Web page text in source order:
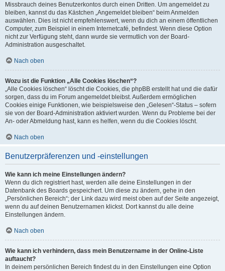
Missbrauch deines Benutzerkontos durch einen Dritten. Um angemeldet zu
bleiben, kannst du das Kästchen „Angemeldet bleiben“ beim Anmelden
auswählen. Dies ist nicht empfehlenswert, wenn du dich an einem öffentlichen
Computer, zum Beispiel in einem Internetcafé, befindest. Wenn diese Option
nicht zur Verfügung steht, dann wurde sie vermutlich von der Board-
Administration ausgeschaltet.
Nach oben
Wozu ist die Funktion „Alle Cookies löschen“?
„Alle Cookies löschen“ löscht die Cookies, die phpBB erstellt hat und die dafür
sorgen, dass du im Forum angemeldet bleibst. Außerdem ermöglichen
Cookies einige Funktionen, wie beispielsweise den „Gelesen“-Status – sofern
sie von der Board-Administration aktiviert wurden. Wenn du Probleme bei der
An- oder Abmeldung hast, kann es helfen, wenn du die Cookies löscht.
Nach oben
Benutzerpräferenzen und -einstellungen
Wie kann ich meine Einstellungen ändern?
Wenn du dich registriert hast, werden alle deine Einstellungen in der
Datenbank des Boards gespeichert. Um diese zu ändern, gehe in den
„Persönlichen Bereich“; der Link dazu wird meist oben auf der Seite angezeigt,
wenn du auf deinen Benutzernamen klickst. Dort kannst du alle deine
Einstellungen ändern.
Nach oben
Wie kann ich verhindern, dass mein Benutzername in der Online-Liste
auftaucht?
In deinem persönlichen Bereich findest du in den Einstellungen eine Option